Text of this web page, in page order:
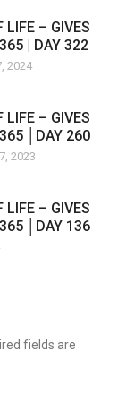
LIFE – GIVES
| DAY 322
2024
LIFE – GIVES
│DAY 260
2023
LIFE – GIVES
│DAY 136
fields are